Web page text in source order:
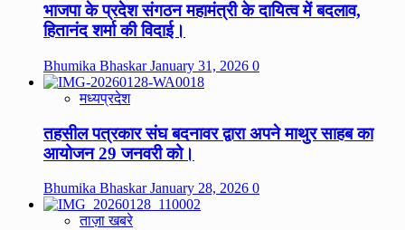
भाजपा के प्रदेश संगठन महामंत्री के दायित्व में बदलाव,
हितानंद शर्मा की विदाई।
Bhumika BhaskarJanuary 31, 2026 0
मध्यप्रदेश
तहसील पत्रकार संघ बदनावर द्वारा अपने माथुर साहब का
आयोजन 29 जनवरी को।
Bhumika BhaskarJanuary 28, 2026 0
ताज़ा खबरे